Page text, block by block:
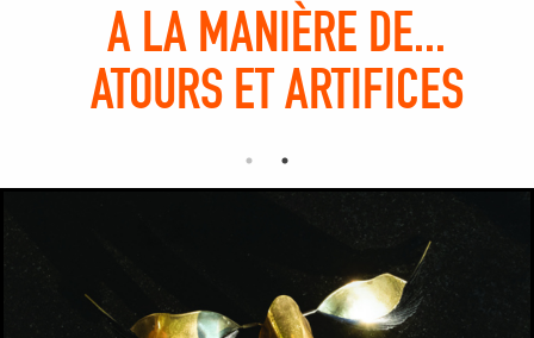
A LA MANIÈRE DE...
ATOURS ET ARTIFICES